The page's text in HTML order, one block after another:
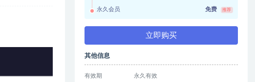
永久会员 免费 推荐
立即购买
其他信息
有效期 永久有效